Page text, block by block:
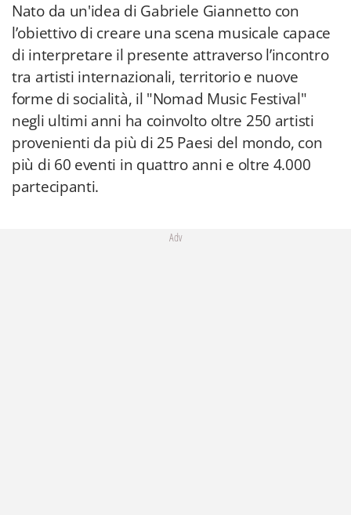
Nato da un'idea di Gabriele Giannetto con
l’obiettivo di creare una scena musicale capace
di interpretare il presente attraverso l’incontro
tra artisti internazionali, territorio e nuove
forme di socialità, il "Nomad Music Festival"
negli ultimi anni ha coinvolto oltre 250 artisti
provenienti da più di 25 Paesi del mondo, con
più di 60 eventi in quattro anni e oltre 4.000
partecipanti.
Adv